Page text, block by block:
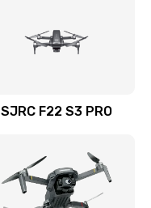
SJRC F22 S3 PRO